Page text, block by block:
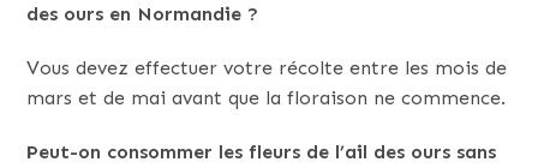
des ours en Normandie ?
Vous devez effectuer votre récolte entre les mois de
mars et de mai avant que la floraison ne commence.
Peut-on consommer les fleurs de l’ail des ours sans